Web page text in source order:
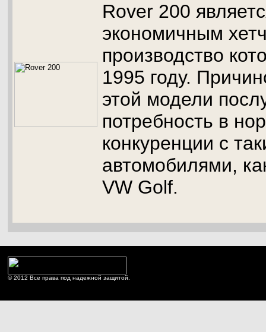
Rover 200
экономичным
производство
1995 году.
этой модели
потребность в
конкуренции с
автомобилями,
VW Golf.
© 2012 Все права под надежной защитой.